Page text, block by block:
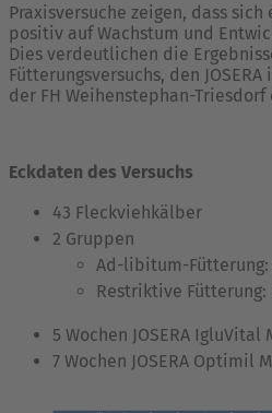
Praxisversuche zeigen, dass
positiv auf Wachstum und
Dies verdeutlichen die
Fütterungsversuchs, den
der FH Weihenstephan-
Eckdaten des Versuchs
43 Fleckviehkälber
2 Gruppen
Ad-libitum-Fütterung:
Restriktive Fütterung:
5 Wochen JOSERA
7 Wochen JOSERA Optimil